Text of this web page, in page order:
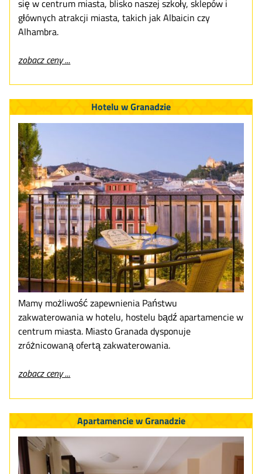
się w centrum miasta, blisko naszej szkoły, sklepów i
głównych atrakcji miasta, takich jak Albaicin czy
Alhambra.
zobacz ceny ...
Hotelu w Granadzie
Mamy możliwość zapewnienia Państwu
zakwaterowania w hotelu, hostelu bądź apartamencie w
centrum miasta. Miasto Granada dysponuje
zróżnicowaną ofertą zakwaterowania.
zobacz ceny ...
Apartamencie w Granadzie